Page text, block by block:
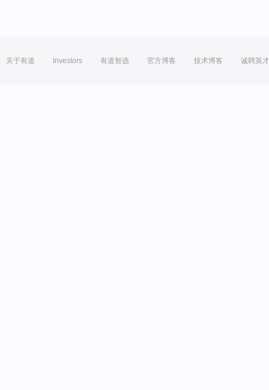
关于有道 Investors 有道智选 官方博客 技术博客 诚聘英才